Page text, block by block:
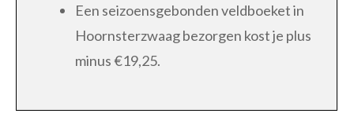
Een seizoensgebonden veldboeket in
Hoornsterzwaag bezorgen kost je plus
minus €19,25.